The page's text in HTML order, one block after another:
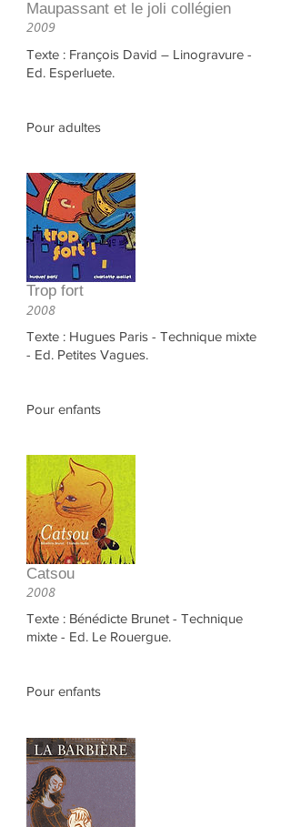
Maupassant et le joli collégien
2009
Texte : François David – Linogravure -
Ed. Esperluete.
Pour adultes
Trop fort
2008
Texte : Hugues Paris - Technique mixte
- Ed. Petites Vagues.
Pour enfants
Catsou
2008
Texte : Bénédicte Brunet - Technique
mixte - Ed. Le Rouergue.
Pour enfants